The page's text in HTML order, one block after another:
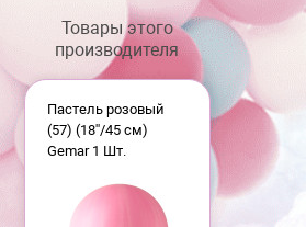
Товары этого
производителя
Пастель розовый
(57) (18''/45 см)
Gemar 1 Шт.